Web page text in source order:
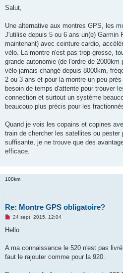
s
g
n
o
l
u
Salut,
Une alternative aux montres GPS, les
J'utilise depuis 5 ou 6 ans un(e) Garmin
maintenant) avec ceinture cardio,
vélo. La montre n'est pas trop grosse,
grande autonomie (de l'ordre de
vélo jamais changé depuis 8000km,
2 ou 3 ans et pour la montre un peu
besoin de temps d'attente pour trouver
connection et surtout un système
beaucoup plus précis pour les
Quand je vois les copains et copines
train de chercher les satellites ou pester
suffisante, je ne trouve que des
efficace.
100km
Re: Montre GPS obligatoire?
M
s
g
n
24 sept. 2015, 12:04
Hello
A ma connaissance le 520 n'est pas
faut le rajouter comme pour la 920.